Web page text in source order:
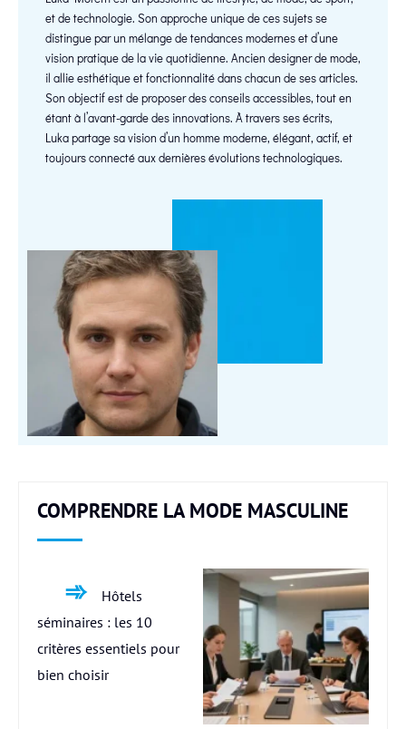
et de technologie. Son approche unique de ces sujets se
distingue par un mélange de tendances modernes et d’une
vision pratique de la vie quotidienne. Ancien designer de mode,
il allie esthétique et fonctionnalité dans chacun de ses articles.
Son objectif est de proposer des conseils accessibles, tout en
étant à l’avant-garde des innovations. À travers ses écrits,
Luka partage sa vision d’un homme moderne, élégant, actif, et
toujours connecté aux dernières évolutions technologiques.
COMPRENDRE LA MODE MASCULINE
Hôtels
séminaires : les 10
critères essentiels pour
bien choisir